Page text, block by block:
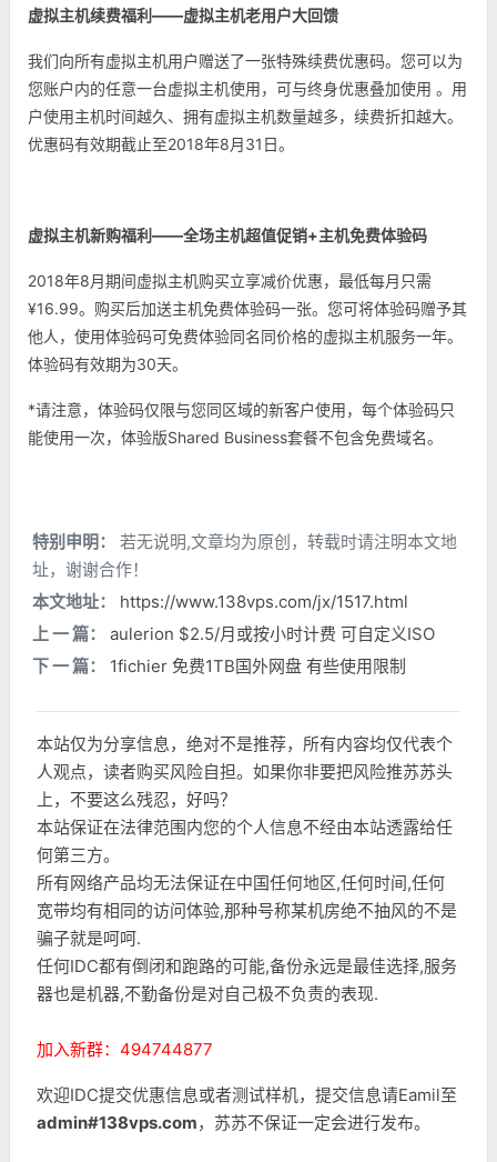
虚拟主机续费福利——虚拟主机老用户大回馈
我们向所有虚拟主机用户赠送了一张特殊续费优惠码。您可以为
您账户内的任意一台虚拟主机使用，可与终身优惠叠加使用 。用
户使用主机时间越久、拥有虚拟主机数量越多，续费折扣越大。
优惠码有效期截止至2018年8月31日。
虚拟主机新购福利——全场主机超值促销+主机免费体验码
2018年8月期间虚拟主机购买立享减价优惠，最低每月只需
¥16.99。购买后加送主机免费体验码一张。您可将体验码赠予其
他人，使用体验码可免费体验同名同价格的虚拟主机服务一年。
体验码有效期为30天。
*请注意，体验码仅限与您同区域的新客户使用，每个体验码只
能使用一次，体验版Shared Business套餐不包含免费域名。
特别申明：
若无说明,文章均为原创，转载时请注明本文地
址，谢谢合作！
本文地址：
https://www.138vps.com/jx/1517.html
上 一 篇：
aulerion $2.5/月或按小时计费 可自定义ISO
下 一 篇：
1fichier 免费1TB国外网盘 有些使用限制
本站仅为分享信息，绝对不是推荐，所有内容均仅代表个
人观点，读者购买风险自担。如果你非要把风险推苏苏头
上，不要这么残忍，好吗？
本站保证在法律范围内您的个人信息不经由本站透露给任
何第三方。
所有网络产品均无法保证在中国任何地区,任何时间,任何
宽带均有相同的访问体验,那种号称某机房绝不抽风的不是
骗子就是呵呵.
任何IDC都有倒闭和跑路的可能,备份永远是最佳选择,服务
器也是机器,不勤备份是对自己极不负责的表现.
加入新群：494744877
欢迎IDC提交优惠信息或者测试样机，提交信息请Eamil至
admin#138vps.com，苏苏不保证一定会进行发布。